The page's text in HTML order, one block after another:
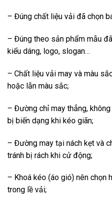
– Đúng chất liệu vải đã chọn
– Đúng theo sản phẩm mẫu
kiểu dáng, logo, slogan…
– Chất liệu vải may và màu
hoặc lẫn màu sắc;
– Đường chỉ may thẳng,
bị biến dạng khi kéo giãn;
– Đường may tại nách kẹt và
tránh bị rách khi cử động;
– Khoá kéo (áo gió) nên chọn
trong lề vải;